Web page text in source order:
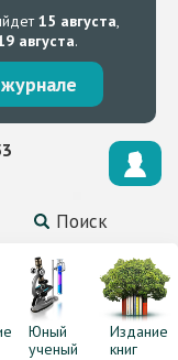
15 августа,
августа.
Поиск
Юный
ученый
Издание
книг